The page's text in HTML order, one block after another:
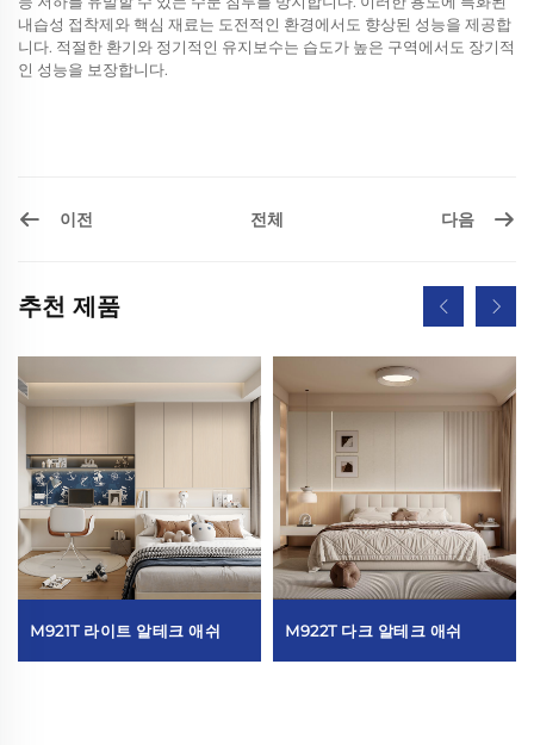
내습성 접착제와 핵심 재료는 도전적인 환경에서도 향상된 성능을 제공합
니다. 적절한 환기와 정기적인 유지보수는 습도가 높은 구역에서도 장기적
인 성능을 보장합니다.
이전 전체 다음
추천 제품
M921T 라이트 알테크 애쉬 M922T 다크 알테크 애쉬